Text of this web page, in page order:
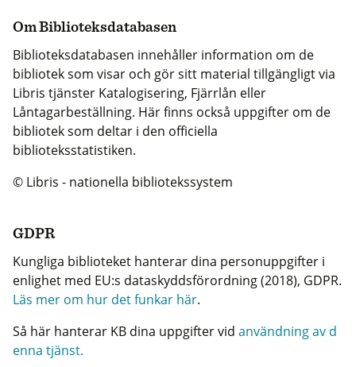
Om Biblioteksdatabasen
Biblioteksdatabasen innehåller information om de
bibliotek som visar och gör sitt material tillgängligt via
Libris tjänster Katalogisering, Fjärrlån eller
Låntagarbeställning. Här finns också uppgifter om de
bibliotek som deltar i den officiella
biblioteksstatistiken.
© Libris - nationella bibliotekssystem
GDPR
Kungliga biblioteket hanterar dina personuppgifter i
enlighet med EU:s dataskyddsförordning (2018), GDPR.
Läs mer om hur det funkar här.
Så här hanterar KB dina uppgifter vid användning av d
enna tjänst.